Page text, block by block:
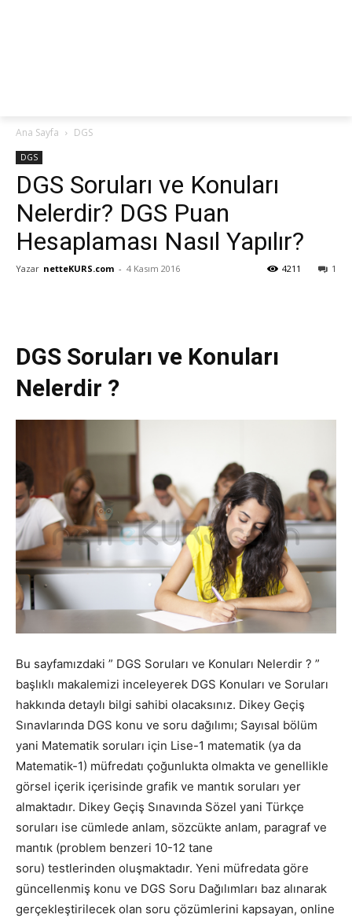
Ana Sayfa DGS
DGS
DGS Soruları ve Konuları
Nelerdir? DGS Puan
Hesaplaması Nasıl Yapılır?
Yazar netteKURS.com - 4 Kasım 2016 1
4211
DGS Soruları ve Konuları
Nelerdir ?
Bu sayfamızdaki ” DGS Soruları ve Konuları Nelerdir ? ”
başlıklı makalemizi inceleyerek DGS Konuları ve Soruları
hakkında detaylı bilgi sahibi olacaksınız. Dikey Geçiş
Sınavlarında DGS konu ve soru dağılımı; Sayısal bölüm
yani Matematik soruları için Lise-1 matematik (ya da
Matematik-1) müfredatı çoğunlukta olmakta ve genellikle
görsel içerik içerisinde grafik ve mantık soruları yer
almaktadır. Dikey Geçiş Sınavında Sözel yani Türkçe
soruları ise cümlede anlam, sözcükte anlam, paragraf ve
mantık (problem benzeri 10-12 tane
soru) testlerinden oluşmaktadır. Yeni müfredata göre
güncellenmiş konu ve DGS Soru Dağılımları baz alınarak
gerçekleştirilecek olan soru çözümlerini kapsayan, online